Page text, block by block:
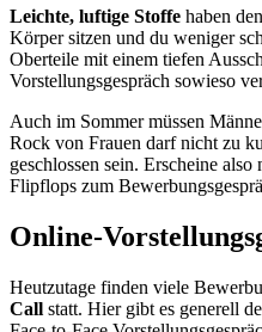
Leichte, luftige Stoffe haben
Körper sitzen und du weniger
Oberteile mit einem tiefen
Vorstellungsgespräch sowieso
Auch im Sommer müssen
Rock von Frauen darf nicht zu
geschlossen sein. Erscheine
Flipflops zum
Online-
Heutzutage finden viele
Call statt. Hier gibt es generell